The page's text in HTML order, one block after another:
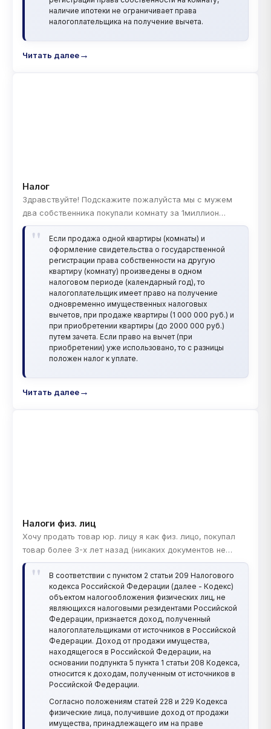
наличие ипотеки не ограничивает права
налогоплательщика на получение вычета.
Читать далее
Налог
Здравствуйте! Подскажите пожалуйста мы с мужем
два собственника покупали комнату за 1миллион
рублей, а продали за 1250, квартира была в
собственности меньше трёх лет, но сразу же купили
квартиру за 2150, разницу взяли в кредит. Нужно ли нам
платить налог на разницу 250 тысяч? Спасибо! Татьяна
Если продажа одной квартиры (комнаты) и
оформление свидетельства о государственной
регистрации права собственности на другую
квартиру (комнату) произведены в одном
налоговом периоде (календарный год), то
налогоплательщик имеет право на получение
одновременно имущественных налоговых
вычетов, при продаже квартиры (1 000 000 руб.) и
при приобретении квартиры (до 2000 000 руб.)
путем зачета. Если право на вычет (при
приобретении) уже использовано, то с разницы
положен налог к уплате.
Читать далее
Налоги физ. лиц
Хочу продать товар юр. лицу я как физ. лицо, покупал
товар более 3-х лет назад (никаких документов не
сохранилось), сумма договора с юр. лицом на
сегодняшний 385 тыс. рублей, нужно ли мне будет
платить налог? Алексей
В соответствии с пунктом 2 статьи 209 Налогового
кодекса Российской Федерации (далее - Кодекс)
объектом налогообложения физических лиц, не
являющихся налоговыми резидентами Российской
Федерации, признается доход, полученный
налогоплательщиками от источников в Российской
Федерации. Доход от продажи имущества,
находящегося в Российской Федерации, на
основании подпункта 5 пункта 1 статьи 208 Кодекса,
относится к доходам, полученным от источников в
Российской Федерации.
Согласно положениям статей 228 и 229 Кодекса
физические лица, получившие доход от продажи
имущества, принадлежащего им на праве